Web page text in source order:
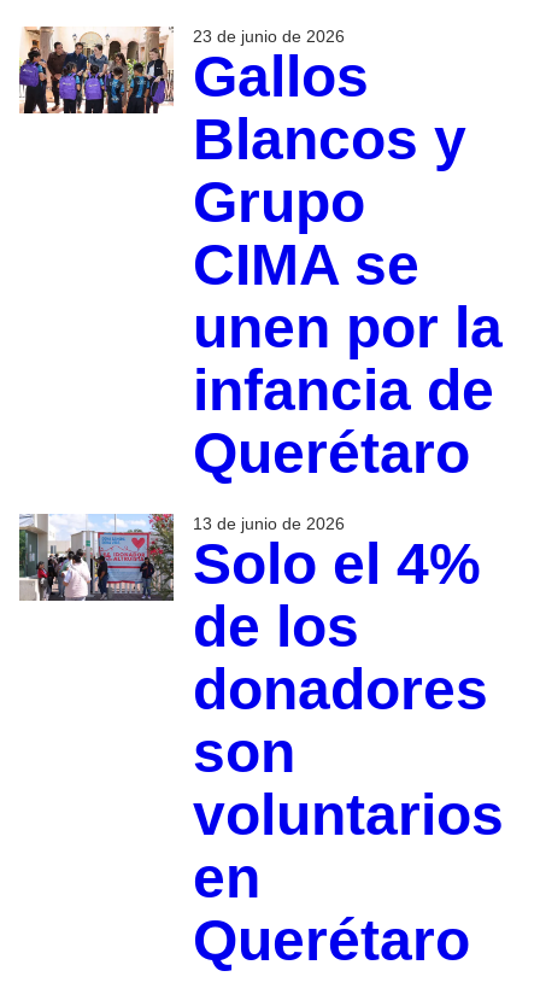
23 de junio de 2026
Gallos
Blancos y
Grupo
CIMA se
unen por la
infancia de
Querétaro
13 de junio de 2026
Solo el 4%
de los
donadores
son
voluntarios
en
Querétaro